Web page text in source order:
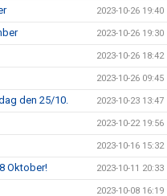
2023-10-26 19:40
2023-10-26 19:30
2023-10-26 18:42
2023-10-26 09:45
den 25/10. 2023-10-23 13:47
2023-10-22 19:56
2023-10-16 15:32
Oktober! 2023-10-11 20:33
2023-10-08 16:19